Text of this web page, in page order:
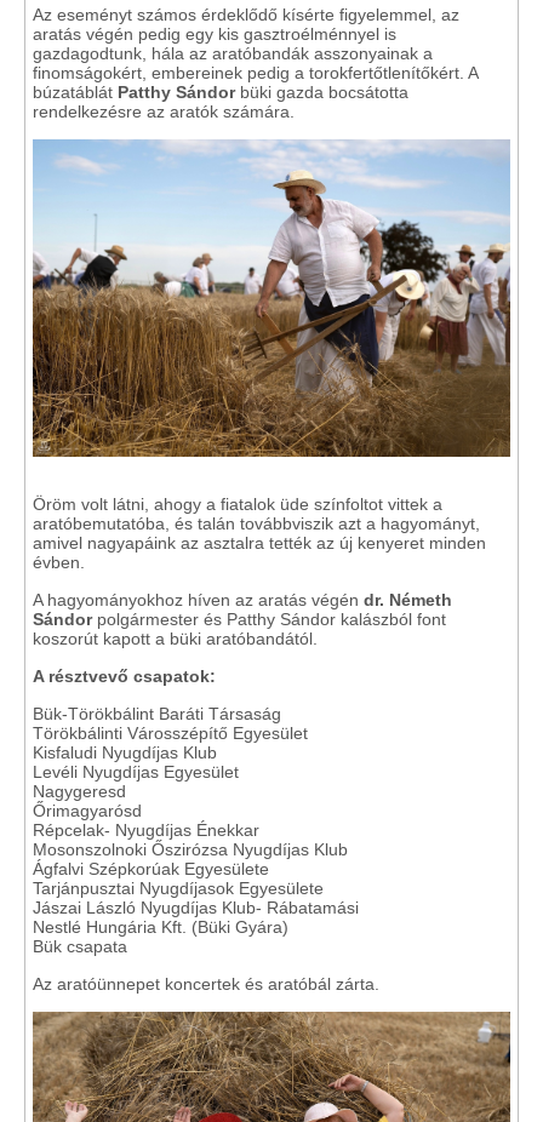
Az eseményt számos érdeklődő kísérte figyelemmel, az
aratás végén pedig egy kis gasztroélménnyel is
gazdagodtunk, hála az aratóbandák asszonyainak a
finomságokért, embereinek pedig a torokfertőtlenítőkért. A
búzatáblát Patthy Sándorbüki gazda bocsátotta
rendelkezésre az aratók számára.
Öröm volt látni, ahogy a fiatalok üde színfoltot vittek a
aratóbemutatóba, és talán továbbviszik azt a hagyományt,
amivel nagyapáink az asztalra tették az új kenyeret minden
évben.
A hagyományokhoz híven az aratás végén dr. Németh
Sándorpolgármester és Patthy Sándor kalászból font
koszorút kapott a büki aratóbandától.
A résztvevő csapatok:
Bük-Törökbálint Baráti Társaság
Törökbálinti Városszépítő Egyesület
Kisfaludi Nyugdíjas Klub
Levéli Nyugdíjas Egyesület
Nagygeresd
Őrimagyarósd
Répcelak- Nyugdíjas Énekkar
Mosonszolnoki Őszirózsa Nyugdíjas Klub
Ágfalvi Szépkorúak Egyesülete
Tarjánpusztai Nyugdíjasok Egyesülete
Jászai László Nyugdíjas Klub- Rábatamási
Nestlé Hungária Kft. (Büki Gyára)
Bük csapata
Az aratóünnepet koncertek és aratóbál zárta.